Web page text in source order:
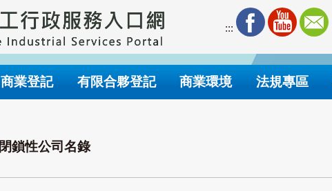
:::
商業登記 有限合夥登記 商業環境 法規專區
閉鎖性公司名錄